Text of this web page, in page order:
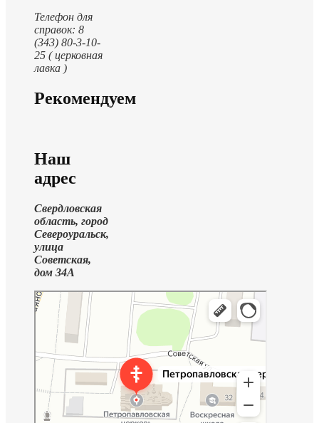
Телефон для
справок: 8
(343) 80-3-10-
25 ( церковная
лавка )
Рекомендуем
Наш
адрес
Свердловская
область, город
Североуральск,
улица
Советская,
дом 34А